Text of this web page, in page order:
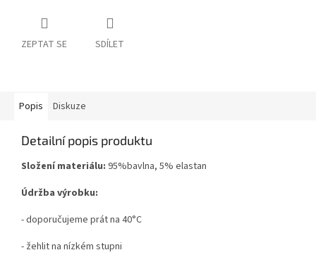
ZEPTAT SE SDÍLET
Popis Diskuze
Detailní popis produktu
Složení materiálu: 95%bavlna, 5% elastan
Údržba výrobku:
- doporučujeme prát na 40°C
- žehlit na nízkém stupni